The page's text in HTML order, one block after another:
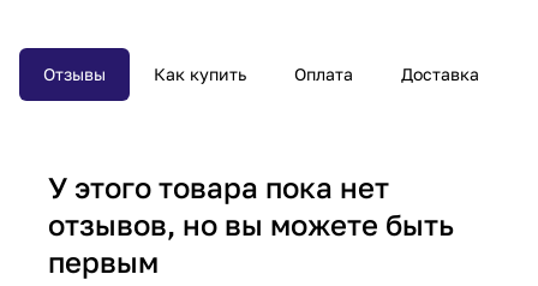
Отзывы Как купить Оплата Доставка
У этого товара пока нет
отзывов, но вы можете быть
первым